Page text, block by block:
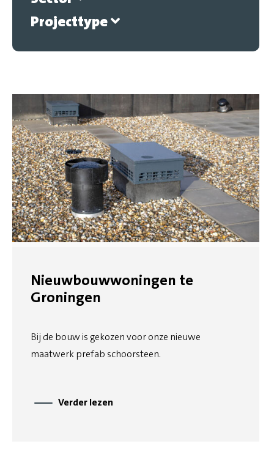
Projecttype
Nieuwbouwwoningen te
Groningen
Bij de bouw is gekozen voor onze nieuwe
maatwerk prefab schoorsteen.
Verder lezen